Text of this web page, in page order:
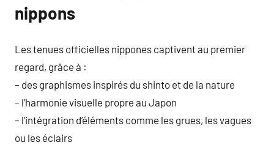
nippons
Les tenues officielles nippones captivent au premier
regard, grâce à :
– des graphismes inspirés du shinto et de la nature
– l’harmonie visuelle propre au Japon
– l’intégration d’éléments comme les grues, les vagues
ou les éclairs